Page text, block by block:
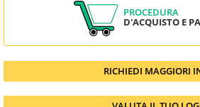
PROCEDURA
D'ACQUISTO E
RICHIEDI MAGGIORI